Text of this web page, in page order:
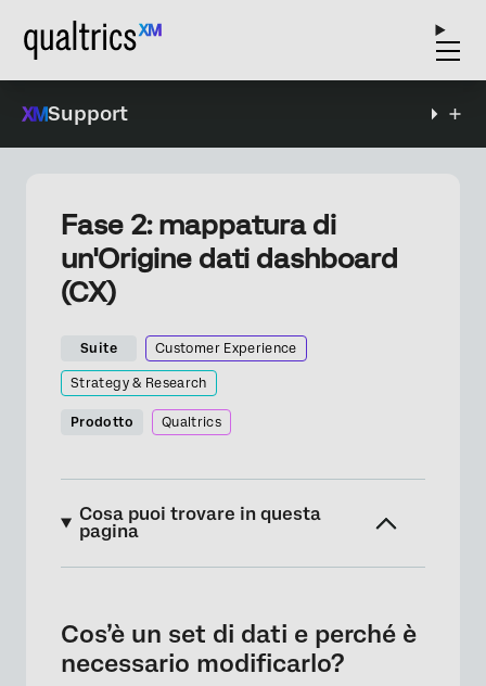
Support
Fase 2: mappatura di
un'Origine dati dashboard
(CX)
Suite Customer Experience
Strategy & Research
Prodotto Qualtrics
Cosa puoi trovare in questa
pagina
Comprendere i campi
Cos’è un set di dati e perché è
necessario modificarlo?